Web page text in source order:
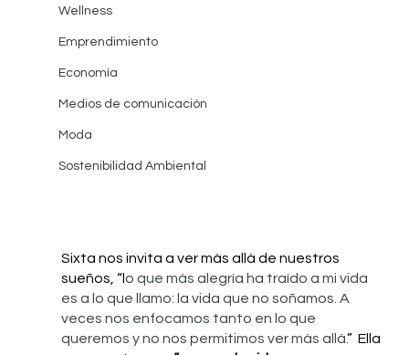
Wellness
Emprendimiento
Economía
Medios de comunicación
Moda
Sostenibilidad Ambiental
Sixta nos invita a ver más allá de nuestros
sueños, “lo que más alegría ha traído a mi vida
es a lo que llamo: la vida que no soñamos. A
veces nos enfocamos tanto en lo que
queremos y no nos permitimos ver más allá.”  Ella